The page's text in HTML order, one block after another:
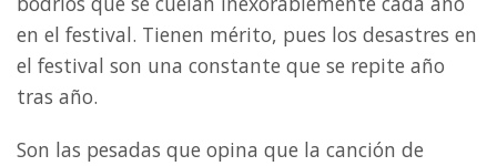
en el festival. Tienen mérito, pues los desastres en
el festival son una constante que se repite año
tras año.
Son las pesadas que opina que la canción de